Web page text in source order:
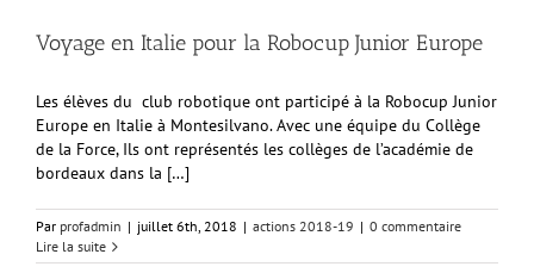
Voyage en Italie pour la Robocup Junior Europe
Les élèves du club robotique ont participé à la Robocup Junior
Europe en Italie à Montesilvano. Avec une équipe du Collège
de la Force, Ils ont représentés les collèges de l’académie de
bordeaux dans la […]
Par profadmin | juillet 6th, 2018 | actions 2018-19 | 0 commentaire
Lire la suite